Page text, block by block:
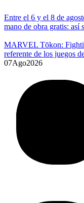
Entre el 6 y el 8 de
mano de obra gratis:
MARVEL Tōkon:
referente de los juegos
07Ago2026